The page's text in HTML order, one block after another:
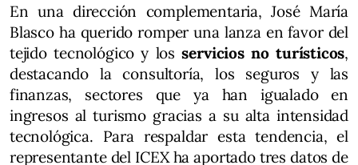
En una dirección complementaria, José María
Blasco ha querido romper una lanza en favor del
tejido tecnológico y los servicios no turísticos,
destacando la consultoría, los seguros y las
finanzas, sectores que ya han igualado en
ingresos al turismo gracias a su alta intensidad
tecnológica. Para respaldar esta tendencia, el
representante del ICEX ha aportado tres datos de